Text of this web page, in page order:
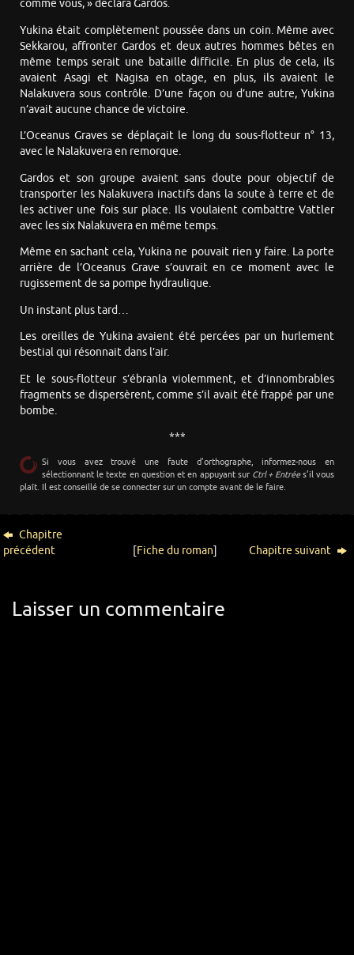
comme vous, » déclara Gardos.
Yukina était complètement poussée dans un coin. Même avec
Sekkarou, affronter Gardos et deux autres hommes bêtes en
même temps serait une bataille difficile. En plus de cela, ils
avaient Asagi et Nagisa en otage, en plus, ils avaient le
Nalakuvera sous contrôle. D’une façon ou d’une autre, Yukina
n’avait aucune chance de victoire.
L’Oceanus Graves se déplaçait le long du sous-flotteur n° 13,
avec le Nalakuvera en remorque.
Gardos et son groupe avaient sans doute pour objectif de
transporter les Nalakuvera inactifs dans la soute à terre et de
les activer une fois sur place. Ils voulaient combattre Vattler
avec les six Nalakuvera en même temps.
Même en sachant cela, Yukina ne pouvait rien y faire. La porte
arrière de l’Oceanus Grave s’ouvrait en ce moment avec le
rugissement de sa pompe hydraulique.
Un instant plus tard…
Les oreilles de Yukina avaient été percées par un hurlement
bestial qui résonnait dans l’air.
Et le sous-flotteur s’ébranla violemment, et d’innombrables
fragments se dispersèrent, comme s’il avait été frappé par une
bombe.
***
Si vous avez trouvé une faute d’orthographe, informez-nous en
sélectionnant le texte en question et en appuyant sur Ctrl + Entrées’il vous
plaît. Il est conseillé de se connecter sur un compte avant de le faire.
Chapitre
précédent
[Fiche du roman] Chapitre suivant
Laisser un commentaire